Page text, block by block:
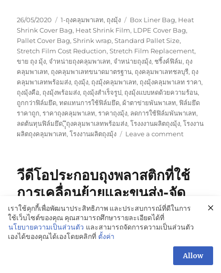
Posted
on
26/05/2020 Categories
1-ถุงคลุมพาเลท, ถุงมุ้ง Tags
Box Liner Bag, Heat
Shrink Cover Bag, Heat Shrink Film, LDPE Cover Bag,
Pallet Cover Bag,Shrink wrap,Standard Pallet Size,
Stretch Film Cost Reduction,Stretch Film Replacement,
ขาย ถุง มุ้ง, จำหน่ายถุงคลุมพาเลท, จำหน่ายถุงมุ้ง, ชริ้งค์ฟิล์ม, ถุง
คลุมพาเลท, ถุงคลุมพาเลทขนาดมาตรฐาน, ถุงคลุมพาเลทชลบุรี, ถุง
คลุมพาเลทพร้อมส่ง, ถุงมุ้ง, ถุงมุ้งคลุมพาเลท, ถุงมุ้งคลุมพาเลท ราคา,
ถุงมุ้งคือ, ถุงมุ้งพร้อมส่ง, ถุงมุ้งสำเร็จรูป, ถุงมุ้งแบบหดด้วยความร้อน,
ถูกกว่าฟิล์มยึด,ทดแทนการใช้ฟิล์มยึด, ผ้าตาข่ายพันพาเลท, ฟิล์มยึด
ราคาถูก,ราคาถุงคลุมพาเลท,ราคาถุงมุ้ง, ลดการใช้ฟิล์มพันพาเลท,
ลดต้นทุนฟิล์มยึด,ุุึถุงคลุมพาเลทพร้อมส่ง,โรงงงานผลิตถุงมุ้ง,โรงงาน
ผลิตถุงคลุมพาเลท,โรงงานผลิตถุงมุ้ง Leave a commenton
พา
แทน
ฟิล์ม
!!
วีดีโอประกอบถุงพลาสติกที่ใช้
การเคลื่อนย้ายและขนส่ง-จัด
เก็บสินค้า
เราใช้คุกกี้เพื่อพัฒนาประสิทธิภาพ และประสบการณ์ที่ดีในการ
ใช้เว็บไซต์ของคุณ คุณสามารถศึกษารายละเอียดได้ที่
นโยบายความเป็นส่วนตัว และสามารถจัดการความเป็นส่วนตัว
เองได้ของคุณได้เองโดยคลิกที่ ตั้งค่า
Allow
OPEN